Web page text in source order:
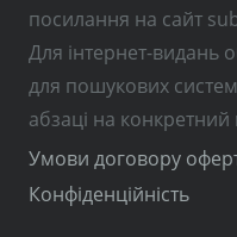
посилання на сайт
Для інтернет-видань
для пошукових
абзаці на конкретний
Умови договору
Конфіденційність